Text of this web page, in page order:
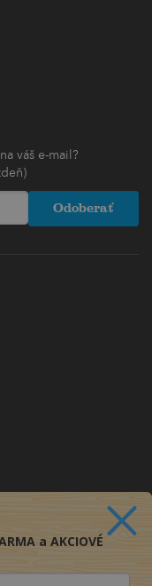
váš e-mail?
Odoberať
a AKCIOVÉ